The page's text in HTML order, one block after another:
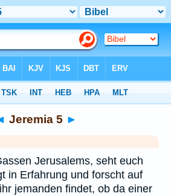
Jeremia 5 ►
Jerusalems, seht euch
in Erfahrung und forscht auf
jemanden findet, ob da einer